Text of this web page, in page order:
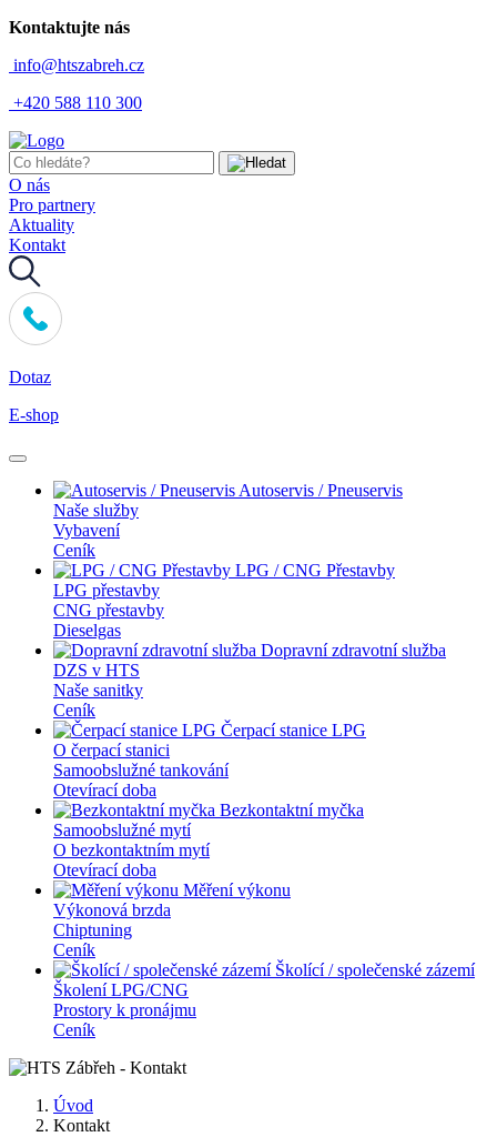
Kontaktujte nás
info@htszabreh.cz
+420 588 110 300
O nás
Pro partnery
Aktuality
Kontakt
Dotaz
E-shop
Autoservis / Pneuservis
Naše služby
Vybavení
Ceník
LPG / CNG Přestavby
LPG přestavby
CNG přestavby
Dieselgas
Dopravní zdravotní služba
DZS v HTS
Naše sanitky
Ceník
Čerpací stanice LPG
O čerpací stanici
Samoobslužné tankování
Otevírací doba
Bezkontaktní myčka
Samoobslužné mytí
O bezkontaktním mytí
Otevírací doba
Měření výkonu
Výkonová brzda
Chiptuning
Ceník
Školící / společenské zázemí
Školení LPG/CNG
Prostory k pronájmu
Ceník
Úvod
Kontakt